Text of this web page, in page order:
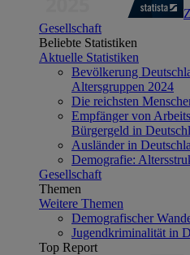
Gesellschaft
Beliebte Statistiken
Aktuelle Statistiken
Bevölkerung
Altersgruppen 2024
Die reichsten
Empfänger von
Bürgergeld in
Ausländer in
Demografie:
Gesellschaft
Themen
Weitere Themen
Demografischer
Jugendkriminalität in
Top Report